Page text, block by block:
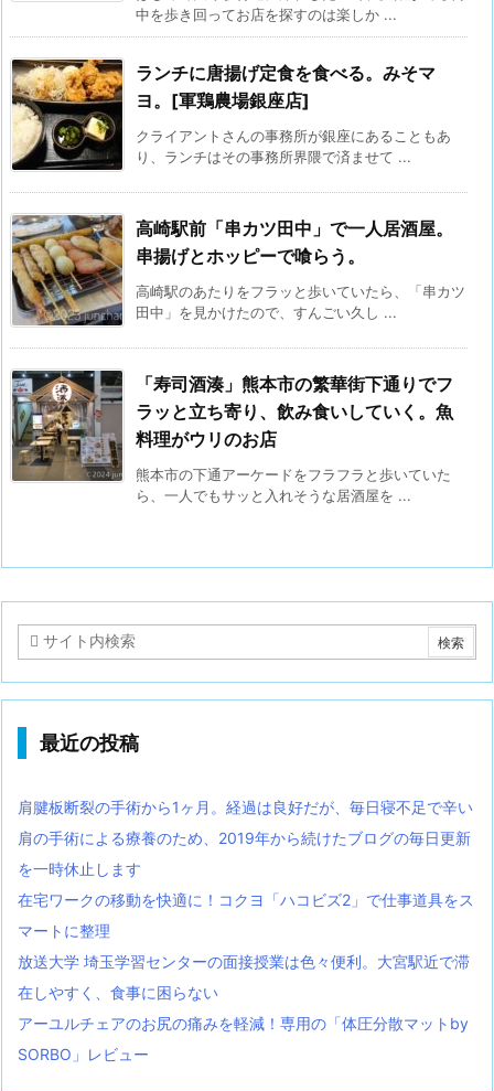
中を歩き回ってお店を探すのは楽しか ...
ランチに唐揚げ定食を食べる。みそマ
ヨ。[軍鶏農場銀座店]
クライアントさんの事務所が銀座にあることもあ
り、ランチはその事務所界隈で済ませて ...
高崎駅前「串カツ田中」で一人居酒屋。
串揚げとホッピーで喰らう。
高崎駅のあたりをフラッと歩いていたら、「串カツ
田中」を見かけたので、すんごい久し ...
「寿司酒湊」熊本市の繁華街下通りでフ
ラッと立ち寄り、飲み食いしていく。魚
料理がウリのお店
熊本市の下通アーケードをフラフラと歩いていた
ら、一人でもサッと入れそうな居酒屋を ...
最近の投稿
肩腱板断裂の手術から1ヶ月。経過は良好だが、毎日寝不足で辛い
肩の手術による療養のため、2019年から続けたブログの毎日更新
を一時休止します
在宅ワークの移動を快適に！コクヨ「ハコビズ2」で仕事道具をス
マートに整理
放送大学 埼玉学習センターの面接授業は色々便利。大宮駅近で滞
在しやすく、食事に困らない
アーユルチェアのお尻の痛みを軽減！専用の「体圧分散マットby
SORBO」レビュー